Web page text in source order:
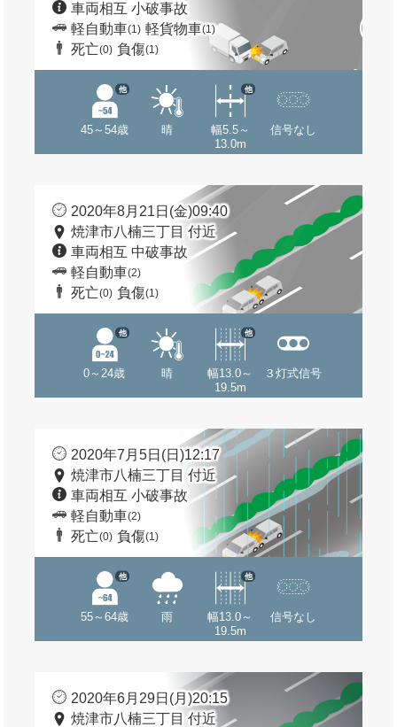
車両相互 小破事故
軽自動車(1) 軽貨物車(1)
死亡(0) 負傷(1)
45～54歳
他
晴
幅5.5～
13.0m
他
信号なし
2020年8月21日(金)09:40
焼津市八楠三丁目 付近
車両相互 中破事故
軽自動車(2)
死亡(0) 負傷(1)
0～24歳
他
晴
幅13.0～
19.5m
他
３灯式信号
2020年7月5日(日)12:17
焼津市八楠三丁目 付近
車両相互 小破事故
軽自動車(2)
死亡(0) 負傷(1)
55～64歳
他
雨
幅13.0～
19.5m
他
信号なし
2020年6月29日(月)20:15
焼津市八楠三丁目 付近